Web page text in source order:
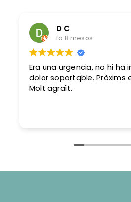
D C
fa 8 mesos
Era una urgencia, no hi ha infecció, però
dolor soportqble. Pròxims endodoncia .
Molt agraït.